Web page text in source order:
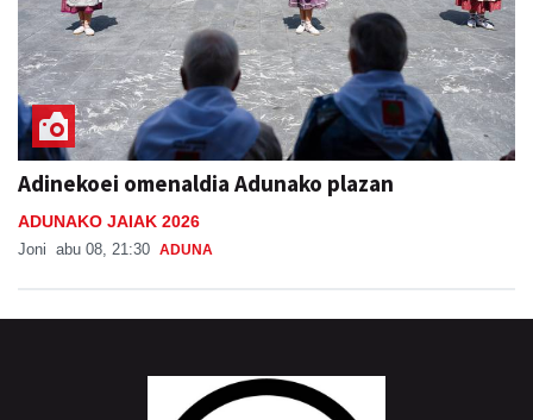
Adinekoei omenaldia Adunako plazan
ADUNAKO JAIAK 2026
Joni abu 08, 21:30 ADUNA